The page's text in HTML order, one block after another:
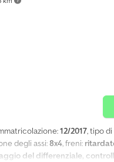
12/2017, tipo
degli assi:8x4, freni:
del differenziale,